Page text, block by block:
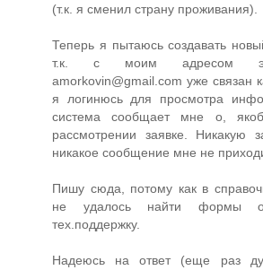
(т.к. я сменил страну проживания).
Теперь я пытаюсь создавать
т.к. с моим адресом
amorkovin@gmail.com уже связан
я логинюсь для просмотра
система сообщает мне о,
рассмотрении заявке. Никакую
никакое сообщение мне не
Пишу сюда, потому как в
не удалось найти формы
тех.поддержку.
Надеюсь на ответ (еще раз